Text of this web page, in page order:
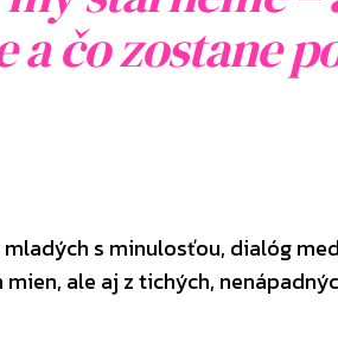
a čo zostane
s minulosťou, dialóg
ale aj z tichých,